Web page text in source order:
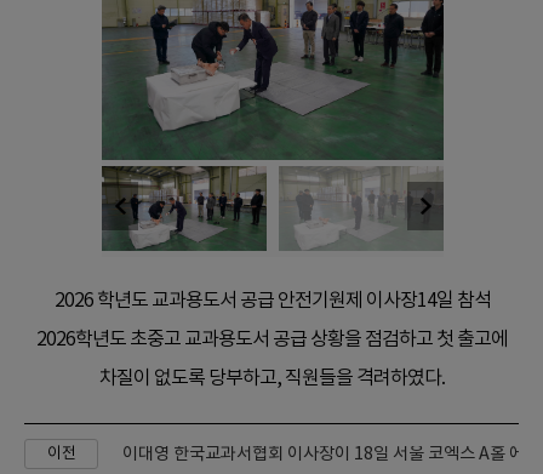
2026 학년도 교과용도서 공급 안전기원제 이사장14일 참석
2026학년도 초중고 교과용도서 공급 상황을 점검하고 첫 출고에
차질이 없도록 당부하고, 직원들을 격려하였다.
이전